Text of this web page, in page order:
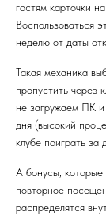
гостям карточки
Воспользоваться
неделю от даты
Такая механика
пропустить через
не загружаем ПК
дня (высокий
клубе поиграть за
А бонусы, которые
повторное
распределятся